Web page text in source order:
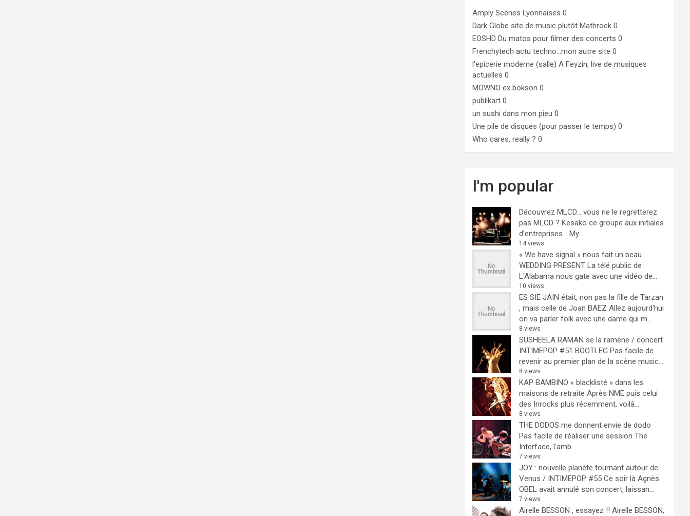
Amply Scènes Lyonnaises 0
Dark Globe site de music plutôt Mathrock 0
EOSHD Du matos pour filmer des concerts 0
Frenchytech actu techno…mon autre site 0
l'epicerie moderne (salle) A Feyzin, live de musiques
actuelles 0
MOWNO ex bokson 0
publikart 0
un sushi dans mon pieu 0
Une pile de disques (pour passer le temps) 0
Who cares, really ? 0
I'm popular
Découvrez MLCD… vous ne le regretterez
pas MLCD ? Kesako ce groupe aux initiales
d’entreprises… My...
14 views
« We have signal » nous fait un beau
WEDDING PRESENT La télé public de
L'Alabama nous gate avec une vidéo de...
10 views
ES SIE JAIN était, non pas la fille de Tarzan
, mais celle de Joan BAEZ Allez aujourd'hui
on va parler folk avec une dame qui m...
8 views
SUSHEELA RAMAN se la ramène / concert
INTIMEPOP #51 BOOTLEG Pas facile de
revenir au premier plan de la scène music...
8 views
KAP BAMBINO « blacklisté » dans les
maisons de retraite Après NME puis celui
des Inrocks plus récemment, voilà...
8 views
THE DODOS me donnent envie de dodo
Pas facile de réaliser une session The
Interface, l'amb...
7 views
JOY : nouvelle planète tournant autour de
Venus / INTIMEPOP #55 Ce soir là Agnès
OBEL avait annulé son concert, laissan...
7 views
Airelle BESSON , essayez !! Airelle BESSON,